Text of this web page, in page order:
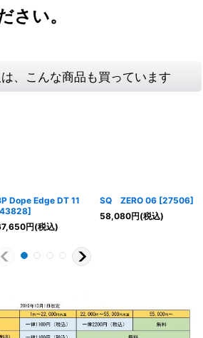
さい。
、こんな商品も買っています
Dope Edge DT 11
43828]
円(税込)
SQ ZERO 06 [27506]
58,080円(税込)